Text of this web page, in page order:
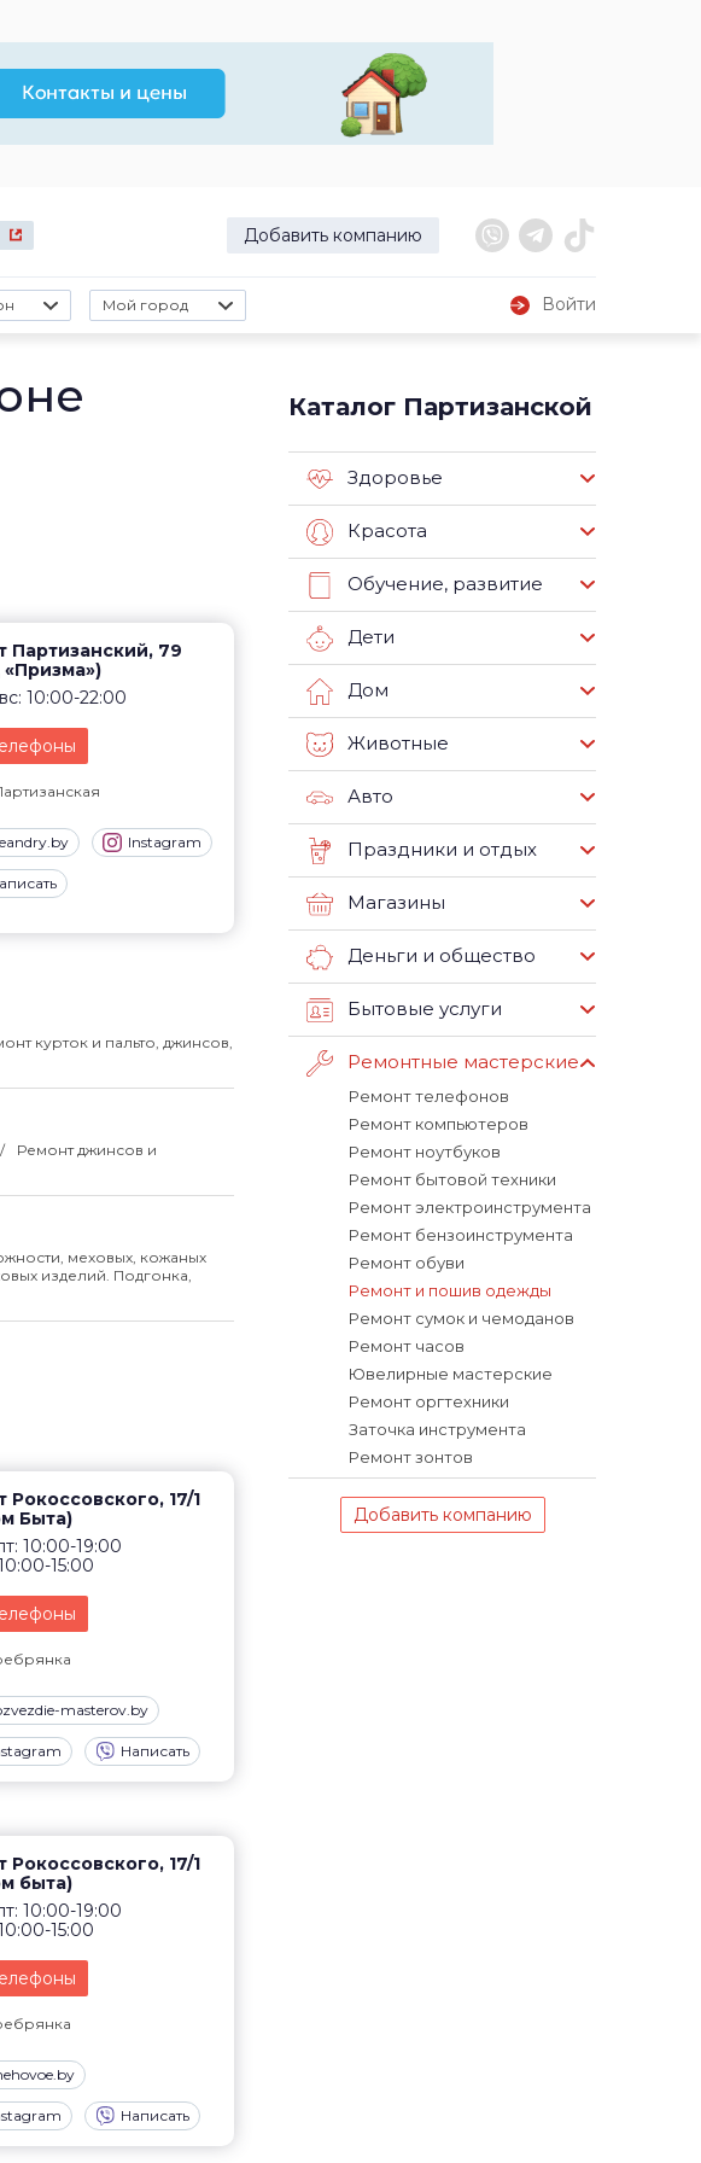
Добавить компанию
Мой город
Войти
Партизанский, 79
10:00-22:00
Instagram
курток и пальто, джинсов,
Ремонт джинсов и
меховых, кожаных
изделий. Подгонка,
Рокоссовского, 17/1
Быта)
10:00-19:00
15:00
masterov.by
Написать
Рокоссовского, 17/1
быта)
10:00-19:00
15:00
Написать
Каталог Партизанской
Здоровье
Красота
Обучение, развитие
Дети
Дом
Животные
Авто
Праздники и отдых
Магазины
Деньги и общество
Бытовые услуги
Ремонтные мастерские
Ремонт телефонов
Ремонт компьютеров
Ремонт ноутбуков
Ремонт бытовой техники
Ремонт электроинструмента
Ремонт бензоинструмента
Ремонт обуви
Ремонт и пошив одежды
Ремонт сумок и чемоданов
Ремонт часов
Ювелирные мастерские
Ремонт оргтехники
Заточка инструмента
Ремонт зонтов
Добавить компанию